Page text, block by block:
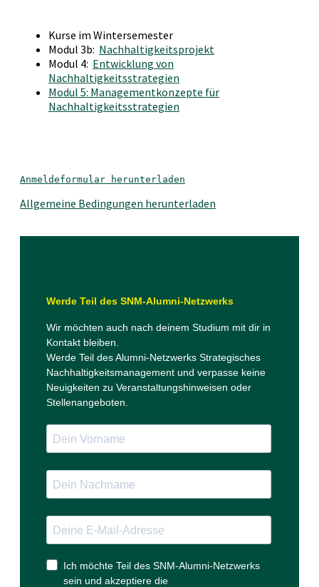
Kurse im Wintersemester
Modul 3b: Nachhaltigkeitsprojekt
Modul 4: Entwicklung von
Nachhaltigkeitsstrategien
Modul 5: Managementkonzepte für
Nachhaltigkeitsstrategien
Anmeldeformular herunterladen
Allgemeine Bedingungen herunterladen